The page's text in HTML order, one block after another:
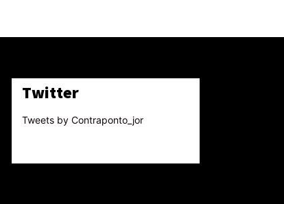
Twitter
Tweets by Contraponto_jor